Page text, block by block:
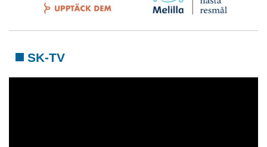
SK-TV